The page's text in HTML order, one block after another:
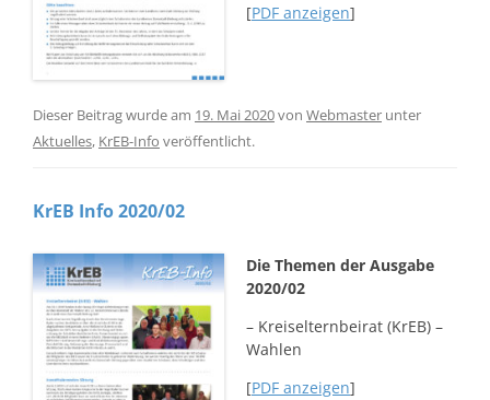
[PDF anzeigen]
Dieser Beitrag wurde am 19. Mai 2020von Webmaster unter
Aktuelles, KrEB-Info veröffentlicht.
KrEB Info 2020/02
Die Themen der Ausgabe
2020/02
– Kreiselternbeirat (KrEB) –
Wahlen
[PDF anzeigen]